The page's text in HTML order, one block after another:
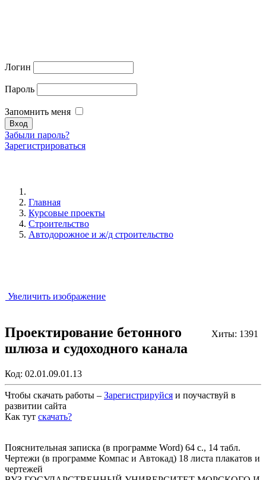
Логин
Пароль
Запомнить меня
Забыли пароль?
Зарегистрироваться
Главная
Курсовые проекты
Строительство
Автодорожное и ж/д строительство
Увеличить изображение
Хиты: 1391
Проектирование бетонного
шлюза и судоходного канала
Код: 02.01.09.01.13
Чтобы скачать работы – Зарегистрируйся и поучаствуй в
развитии сайта
Как тут скачать?
Пояснительная записка (в программе Word) 64 с., 14 табл.
Чертежи (в программе Компас и Автокад) 18 листа плакатов и
чертежей